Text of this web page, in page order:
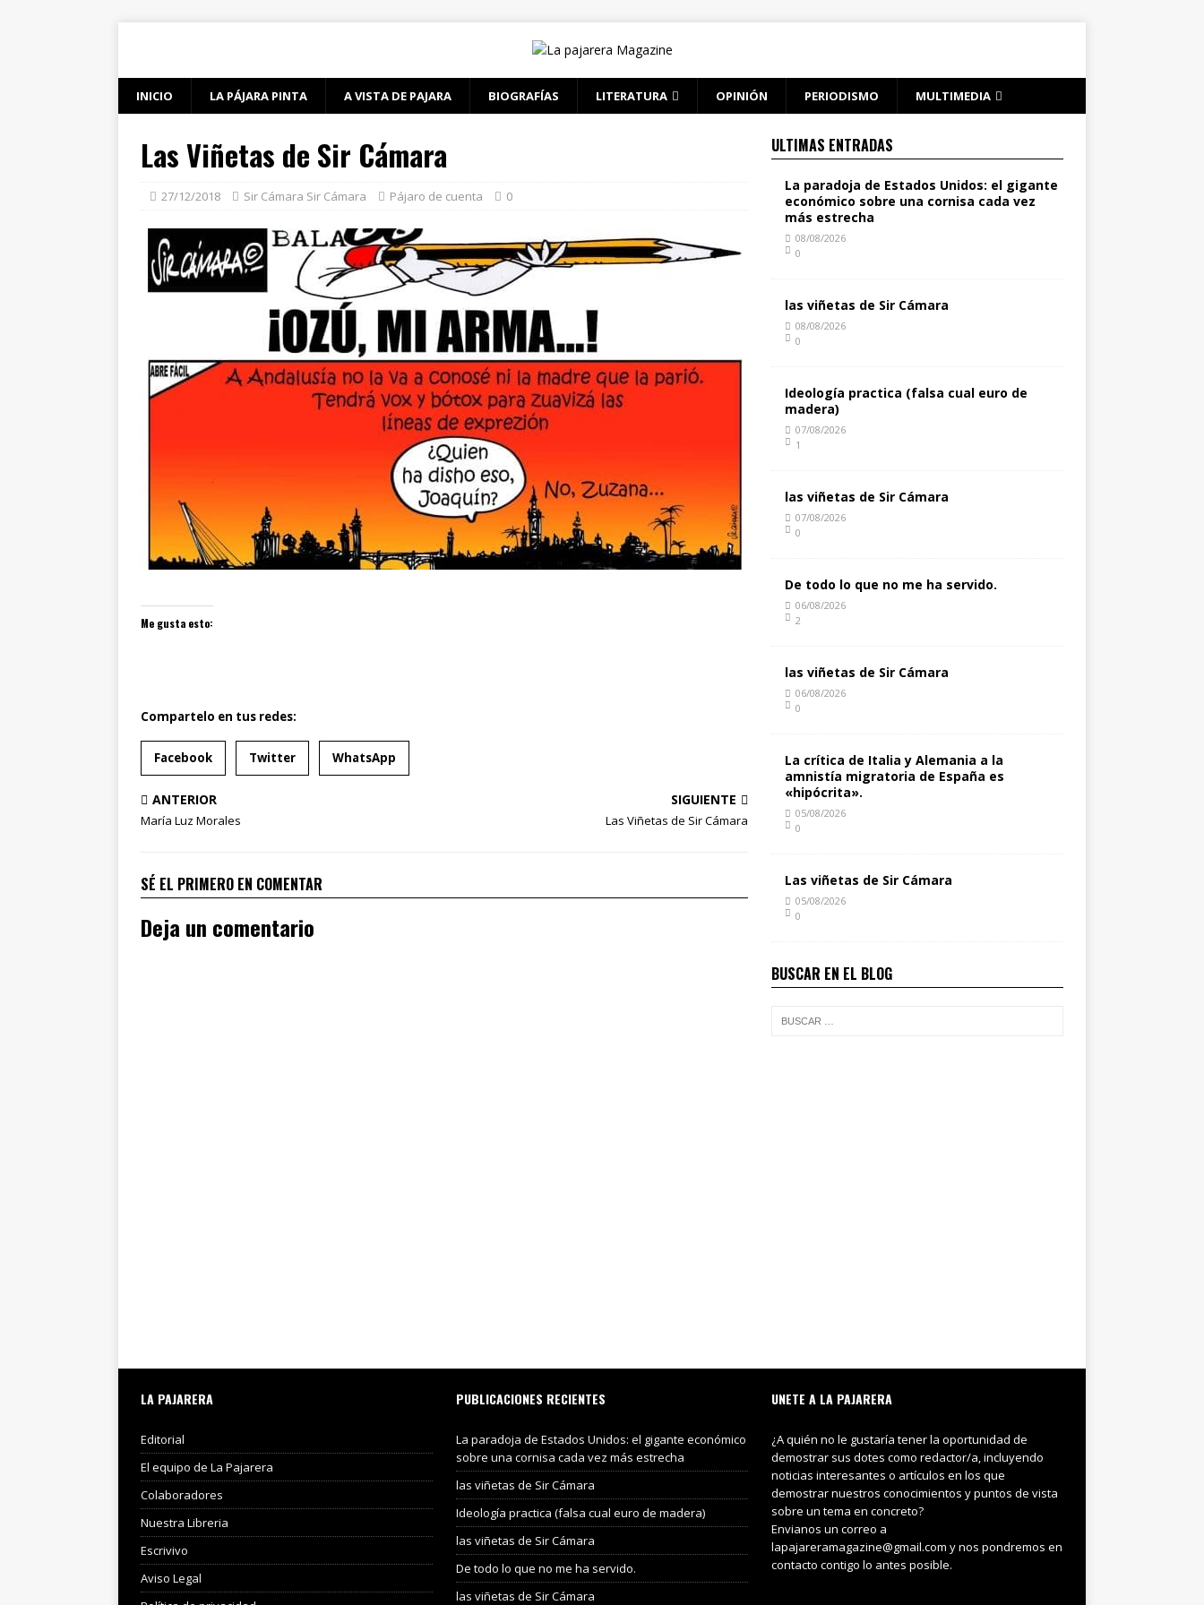
INICIO LA PÁJARA PINTA A VISTA DE PAJARA BIOGRAFÍAS LITERATURA OPINIÓN PERIODISMO MULTIMEDIA
Las Viñetas de Sir Cámara
27/12/2018 Sir Cámara Sir Cámara Pájaro de cuenta 0
Me gusta esto:
Compartelo en tus redes:
Facebook Twitter WhatsApp
ANTERIOR
María Luz Morales
SIGUIENTE
Las Viñetas de Sir Cámara
SÉ EL PRIMERO EN COMENTAR
Deja un comentario
ULTIMAS ENTRADAS
La paradoja de Estados Unidos: el gigante
económico sobre una cornisa cada vez
más estrecha
08/08/2026
0
las viñetas de Sir Cámara
08/08/2026
0
Ideología practica (falsa cual euro de
madera)
07/08/2026
1
las viñetas de Sir Cámara
07/08/2026
0
De todo lo que no me ha servido.
06/08/2026
2
las viñetas de Sir Cámara
06/08/2026
0
La crítica de Italia y Alemania a la
amnistía migratoria de España es
«hipócrita».
05/08/2026
0
Las viñetas de Sir Cámara
05/08/2026
0
BUSCAR EN EL BLOG
LA PAJARERA
Editorial
El equipo de La Pajarera
Colaboradores
Nuestra Libreria
Escrivivo
Aviso Legal
PUBLICACIONES RECIENTES
La paradoja de Estados Unidos: el gigante económico
sobre una cornisa cada vez más estrecha
las viñetas de Sir Cámara
Ideología practica (falsa cual euro de madera)
las viñetas de Sir Cámara
De todo lo que no me ha servido.
las viñetas de Sir Cámara
UNETE A LA PAJARERA
¿A quién no le gustaría tener la oportunidad de
demostrar sus dotes como redactor/a, incluyendo
noticias interesantes o artículos en los que
demostrar nuestros conocimientos y puntos de vista
sobre un tema en concreto?
Envianos un correo a
lapajareramagazine@gmail.com y nos pondremos en
contacto contigo lo antes posible.